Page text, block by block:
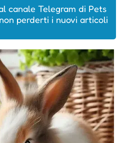
canale Telegram di Pets
perderti i nuovi articoli